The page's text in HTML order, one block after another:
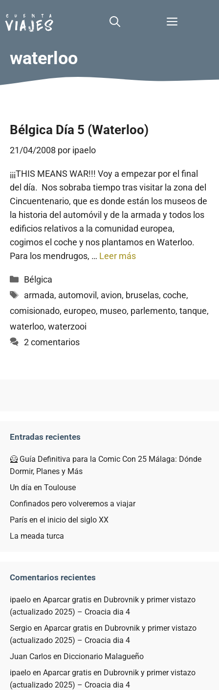
al
contenido
Menú
waterloo
Bélgica Día 5 (Waterloo)
21/04/2008 por ipaelo
¡¡¡THIS MEANS WAR!!! Voy a empezar por el final
del día. Nos sobraba tiempo tras visitar la zona del
Cincuentenario, que es donde están los museos de
la historia del automóvil y de la armada y todos los
edificios relativos a la comunidad europea,
cogimos el coche y nos plantamos en Waterloo.
Para los mendrugos, … Leer más
Categorías
Bélgica
Etiquetas
armada, automovil , avion, bruselas, coche,
comisionado, europeo, museo, parlemento, tanque,
waterloo, waterzooi
2 comentarios
Entradas recientes
🦸 Guía Definitiva para la Comic Con 25 Málaga: Dónde
Dormir, Planes y Más
Un día en Toulouse
Confinados pero volveremos a viajar
París en el inicio del siglo XX
La meada turca
Comentarios recientes
ipaelo en Aparcar gratis en Dubrovnik y primer vistazo
(actualizado 2025) – Croacia dia 4
Sergio en Aparcar gratis en Dubrovnik y primer vistazo
(actualizado 2025) – Croacia dia 4
Juan Carlos en Diccionario Malagueño
ipaelo en Aparcar gratis en Dubrovnik y primer vistazo
(actualizado 2025) – Croacia dia 4